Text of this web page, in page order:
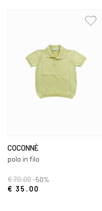
COCONNÈ
polo in filo
€ 70.00-50%
€ 35.00